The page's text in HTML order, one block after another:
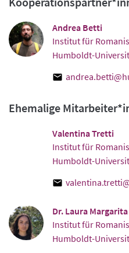
Andrea Betti
Institut für
Humboldt-
Ehemalige
Valentina Tretti
Institut für
Humboldt-
Dr. Laura
Institut für
Humboldt-